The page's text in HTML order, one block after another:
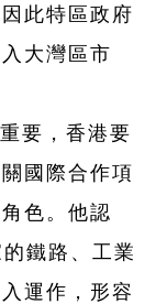
此特區政府
大灣區市
要，香港要
國際合作項
色。他認
鐵路、工業
運作，形容